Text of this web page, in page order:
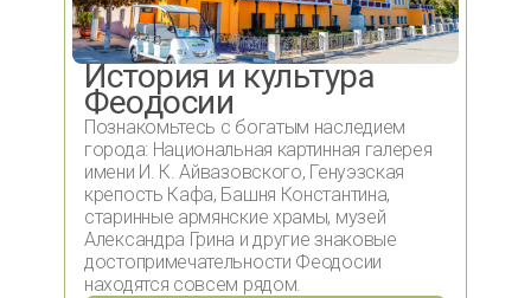
История и культура
Феодосии
Познакомьтесь с богатым наследием
города: Национальная картинная галерея
имени И. К. Айвазовского, Генуэзская
крепость Кафа, Башня Константина,
старинные армянские храмы, музей
Александра Грина и другие знаковые
достопримечательности Феодосии
находятся совсем рядом.